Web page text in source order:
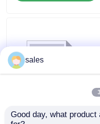
Thuis
Over ons
Trigger Sprayer
sales
Good day, what product